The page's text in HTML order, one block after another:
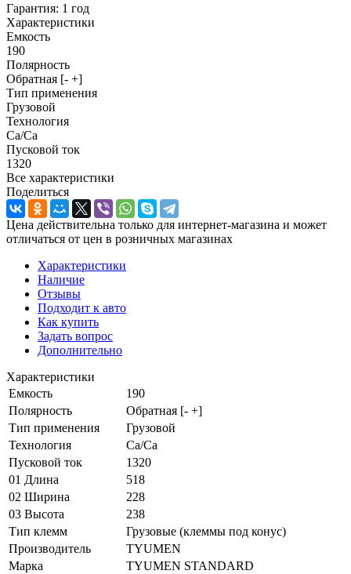
Гарантия: 1 год
Характеристики
Емкость
190
Полярность
Обратная [- +]
Тип применения
Грузовой
Технология
Ca/Ca
Пусковой ток
1320
Все характеристики
Поделиться
Цена действительна только для интернет-магазина и может
отличаться от цен в розничных магазинах
Характеристики
Наличие
Отзывы
Подходит к авто
Как купить
Задать вопрос
Дополнительно
Характеристики
Емкость
190
Полярность
Обратная [- +]
Тип применения
Грузовой
Технология
Ca/Ca
Пусковой ток
1320
01 Длина
518
02 Ширина
228
03 Высота
238
Тип клемм
Грузовые (клеммы под конус)
Производитель
TYUMEN
Марка
TYUMEN STANDARD